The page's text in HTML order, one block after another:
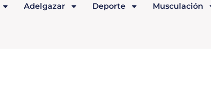
Adelgazar Deporte Musculación